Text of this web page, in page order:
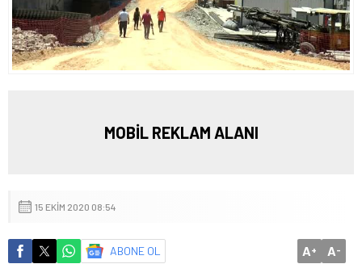
MOBİL REKLAM ALANI
15 EKIM 2020 08:54
ABONE OL A+ A-